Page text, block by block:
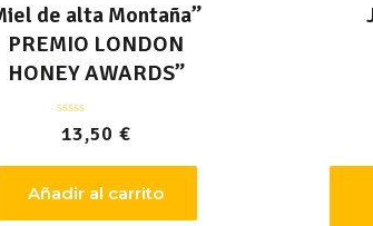
de alta Montaña”
PREMIO LONDON
HONEY AWARDS”
Valorado
con
de
13,50 €
Añadir al carrito